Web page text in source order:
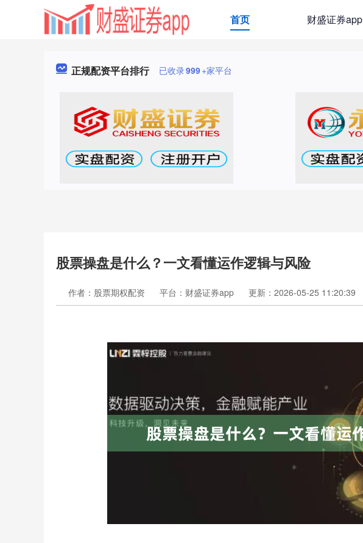
首页 财盛证券app
正规配资平台排行 已收录999+家平台
股票操盘是什么？一文看懂运作逻辑与风险
作者：股票期权配资 平台：财盛证券app 更新：2026-05-25 11:20:39